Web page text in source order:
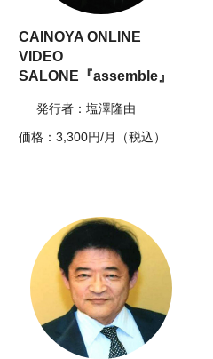
CAINOYA ONLINE
VIDEO
SALONE『assemble』
発行者：塩澤隆由
価格：3,300円/月（税込）